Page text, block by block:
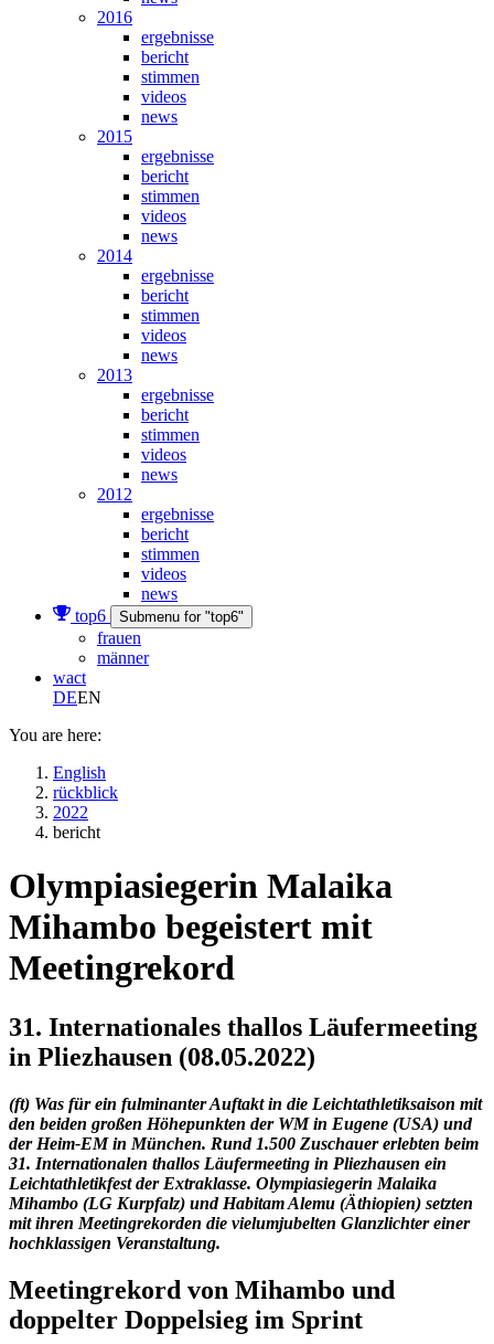
2016
ergebnisse
bericht
stimmen
videos
news
2015
ergebnisse
bericht
stimmen
videos
news
2014
ergebnisse
bericht
stimmen
videos
news
2013
ergebnisse
bericht
stimmen
videos
news
2012
ergebnisse
bericht
stimmen
videos
news
top6
Submenu for "top6"
frauen
männer
wact
DEEN
You are here:
English
rückblick
2022
bericht
Olympiasiegerin Malaika
Mihambo begeistert mit
Meetingrekord
31. Internationales thallos Läufermeeting
in Pliezhausen (08.05.2022)
(ft) Was für ein fulminanter Auftakt in die Leichtathletiksaison mit
den beiden großen Höhepunkten der WM in Eugene (USA) und
der Heim-EM in München. Rund 1.500 Zuschauer erlebten beim
31. Internationalen thallos Läufermeeting in Pliezhausen ein
Leichtathletikfest der Extraklasse. Olympiasiegerin Malaika
Mihambo (LG Kurpfalz) und Habitam Alemu (Äthiopien) setzten
mit ihren Meetingrekorden die vielumjubelten Glanzlichter einer
hochklassigen Veranstaltung.
Meetingrekord von Mihambo und
doppelter Doppelsieg im Sprint